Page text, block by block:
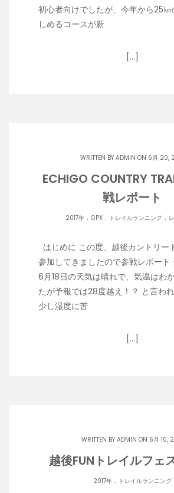
初心者向けでしたが、今年から25
しめるコースが新
[…]
WRITTEN BY ADMIN ON 6月 20,
ECHIGO COUNTRY
戦レポート
2017年. GPX. トレイルランニング.
はじめに この度、越後カントリー
参加してきましたので参戦レポート
6月18日の天気は晴れで、気温はわ
たが予報では28度越え！？ と言わ
少し湿度に苦
[…]
WRITTEN BY ADMIN ON 6月 10,
越後FUNトレイルフェ
2017年. トレイルランニング